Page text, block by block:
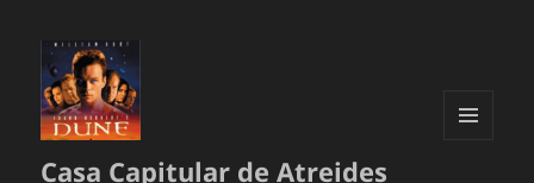
Casa Capitular de Atreides